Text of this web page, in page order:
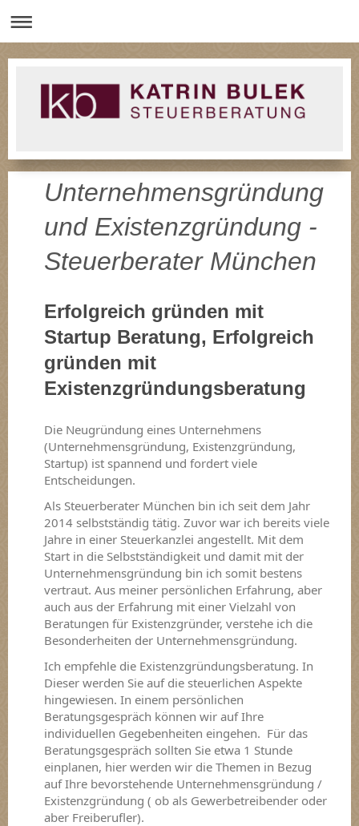
Unternehmensgründung
und Existenzgründung -
Steuerberater München
Erfolgreich gründen mit
Startup Beratung, Erfolgreich
gründen mit
Existenzgründungsberatung
Die Neugründung eines Unternehmens
(Unternehmensgründung, Existenzgründung,
Startup) ist spannend und fordert viele
Entscheidungen.
Als Steuerberater München bin ich seit dem Jahr
2014 selbstständig tätig. Zuvor war ich bereits viele
Jahre in einer Steuerkanzlei angestellt. Mit dem
Start in die Selbstständigkeit und damit mit der
Unternehmensgründung bin ich somit bestens
vertraut. Aus meiner persönlichen Erfahrung, aber
auch aus der Erfahrung mit einer Vielzahl von
Beratungen für Existenzgründer, verstehe ich die
Besonderheiten der Unternehmensgründung.
Ich empfehle die Existenzgründungsberatung. In
Dieser werden Sie auf die steuerlichen Aspekte
hingewiesen. In einem persönlichen
Beratungsgespräch können wir auf Ihre
individuellen Gegebenheiten eingehen. Für das
Beratungsgespräch sollten Sie etwa 1 Stunde
einplanen, hier werden wir die Themen in Bezug
auf Ihre bevorstehende Unternehmensgründung /
Existenzgründung ( ob als Gewerbetreibender oder
aber Freiberufler).